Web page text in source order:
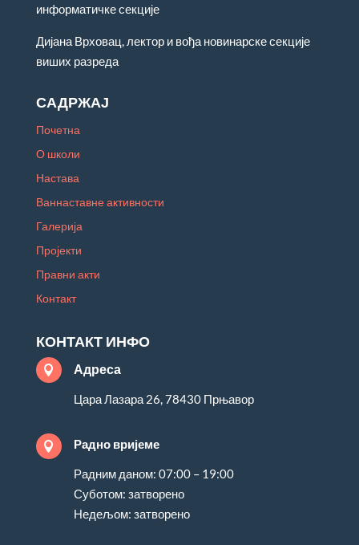
информатичке секције
Дијана Врховац, лектор и вођа новинарске секције
виших разреда
САДРЖАЈ
Почетна
О школи
Настава
Ваннаставне активности
Галерија
Пројекти
Правни акти
Контакт
КОНТАКТ ИНФО
 Адреса
Цара Лазара 26, 78430 Прњавор
 Радно вријеме
Радним даном: 07:00 – 19:00
Суботом: затворено
Недељом: затворено